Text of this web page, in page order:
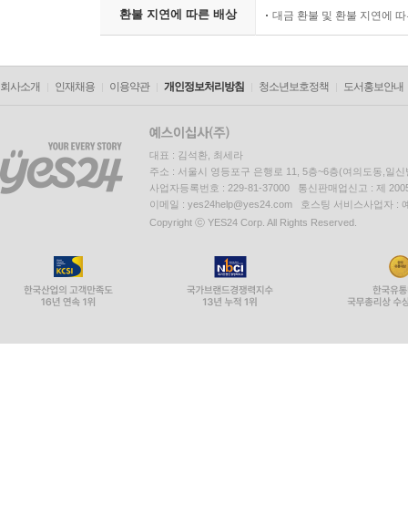
극명하게 나타난다.
옷이라곤 10년 묵은 해진 솜옷에 불과하고, 집이
나무젓가락만 달랑 놓여 있고, 아궁이 앞에는 질
이처럼 박제가는 서민 생활의 참담한 실태를 직
않는다면 현재의 풍속하에서 하루아침도 살 수
환불 지연에 따른 배상 대금 환불 및 환불 지연에
회사소개 인재채용 이용약관 개인정보처리방침 청소년보호정책 도서홍보안내
대표 : 김석환, 최세라
주소 : 서울시 영등포구 은행로 11, 5층~6층(여의도동,일신
사업자등록번호 : 229-81-37000 통신판매업신고 : 제
이메일 : yes24help@yes24.com 호스팅 서비스사업자 :
Copyright ⓒ YES24 Corp. All Rights Reserved.